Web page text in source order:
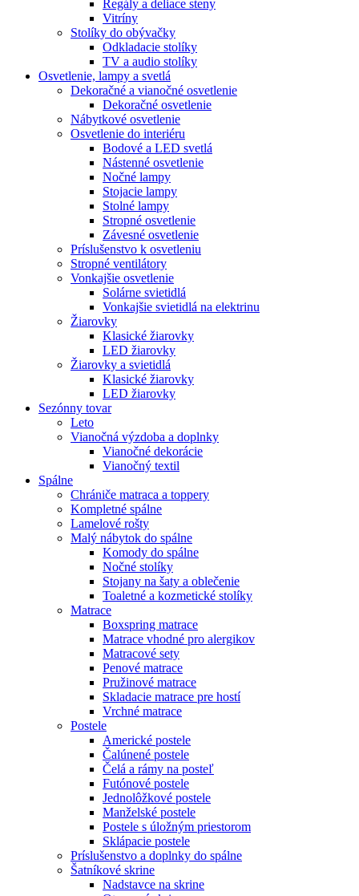
Regály a deliace steny
Vitríny
Stolíky do obývačky
Odkladacie stolíky
TV a audio stolíky
Osvetlenie, lampy a svetlá
Dekoračné a vianočné osvetlenie
Dekoračné osvetlenie
Nábytkové osvetlenie
Osvetlenie do interiéru
Bodové a LED svetlá
Nástenné osvetlenie
Nočné lampy
Stojacie lampy
Stolné lampy
Stropné osvetlenie
Závesné osvetlenie
Príslušenstvo k osvetleniu
Stropné ventilátory
Vonkajšie osvetlenie
Solárne svietidlá
Vonkajšie svietidlá na elektrinu
Žiarovky
Klasické žiarovky
LED žiarovky
Žiarovky a svietidlá
Klasické žiarovky
LED žiarovky
Sezónny tovar
Leto
Vianočná výzdoba a doplnky
Vianočné dekorácie
Vianočný textil
Spálne
Chrániče matraca a toppery
Kompletné spálne
Lamelové rošty
Malý nábytok do spálne
Komody do spálne
Nočné stolíky
Stojany na šaty a oblečenie
Toaletné a kozmetické stolíky
Matrace
Boxspring matrace
Matrace vhodné pro alergikov
Matracové sety
Penové matrace
Pružinové matrace
Skladacie matrace pre hostí
Vrchné matrace
Postele
Americké postele
Čalúnené postele
Čelá a rámy na posteľ
Futónové postele
Jednolôžkové postele
Manželské postele
Postele s úložným priestorom
Sklápacie postele
Príslušenstvo a doplnky do spálne
Šatníkové skrine
Nadstavce na skrine